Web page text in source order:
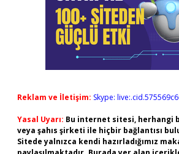
Reklam ve İletişim: Skype:
Yasal Uyarı: Bu internet sitesi, herhangi
veya şahıs şirketi ile hiçbir bağlantısı
Sitede yalnızca kendi hazırladığımız